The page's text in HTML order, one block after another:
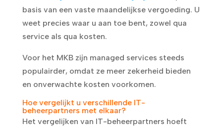
basis van een vaste maandelijkse vergoeding. U
weet precies waar u aan toe bent, zowel qua
service als qua kosten.
Voor het MKB zijn managed services steeds
populairder, omdat ze meer zekerheid bieden
en onverwachte kosten voorkomen.
Hoe vergelijkt u verschillende IT-
beheerpartners met elkaar?
Het vergelijken van IT-beheerpartners hoeft